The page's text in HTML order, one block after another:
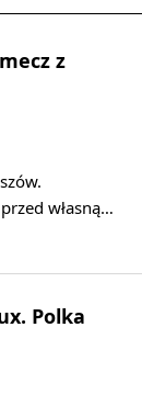
z
własną…
Polka